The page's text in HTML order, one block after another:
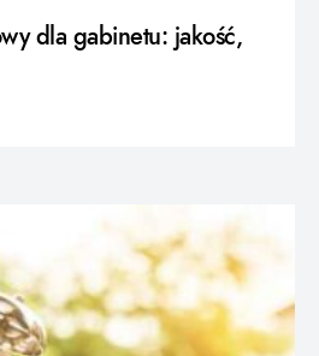
dla gabinetu: jakość,